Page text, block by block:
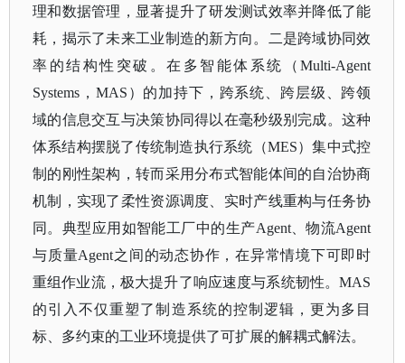
理和数据管理，显著提升了研发测试效率并降低了能
耗，揭示了未来工业制造的新方向。二是跨域协同效
率的结构性突破。在多智能体系统（Multi-Agent
Systems，MAS）的加持下，跨系统、跨层级、跨领
域的信息交互与决策协同得以在毫秒级别完成。这种
体系结构摆脱了传统制造执行系统（MES）集中式控
制的刚性架构，转而采用分布式智能体间的自治协商
机制，实现了柔性资源调度、实时产线重构与任务协
同。典型应用如智能工厂中的生产Agent、物流Agent
与质量Agent之间的动态协作，在异常情境下可即时
重组作业流，极大提升了响应速度与系统韧性。MAS
的引入不仅重塑了制造系统的控制逻辑，更为多目
标、多约束的工业环境提供了可扩展的解耦式解法。